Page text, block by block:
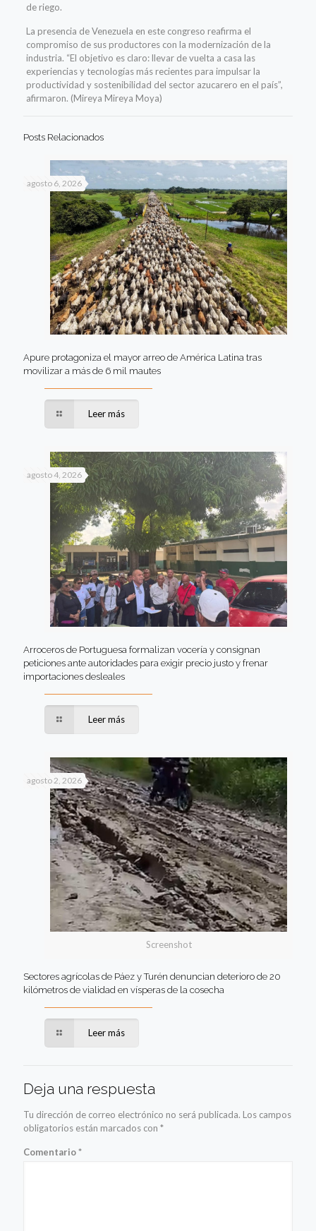
de riego.
La presencia de Venezuela en este congreso reafirma el
compromiso de sus productores con la modernización de la
industria. “El objetivo es claro: llevar de vuelta a casa las
experiencias y tecnologías más recientes para impulsar la
productividad y sostenibilidad del sector azucarero en el país”,
afirmaron. (Mireya Mireya Moya)
Posts Relacionados
agosto 6, 2026
Apure protagoniza el mayor arreo de América Latina tras
movilizar a más de 6 mil mautes
Leer más
agosto 4, 2026
Arroceros de Portuguesa formalizan vocería y consignan
peticiones ante autoridades para exigir precio justo y frenar
importaciones desleales
Leer más
Screenshot
agosto 2, 2026
Sectores agrícolas de Páez y Turén denuncian deterioro de 20
kilómetros de vialidad en vísperas de la cosecha
Leer más
Deja una respuesta
Tu dirección de correo electrónico no será publicada. Los campos
obligatorios están marcados con *
Comentario*